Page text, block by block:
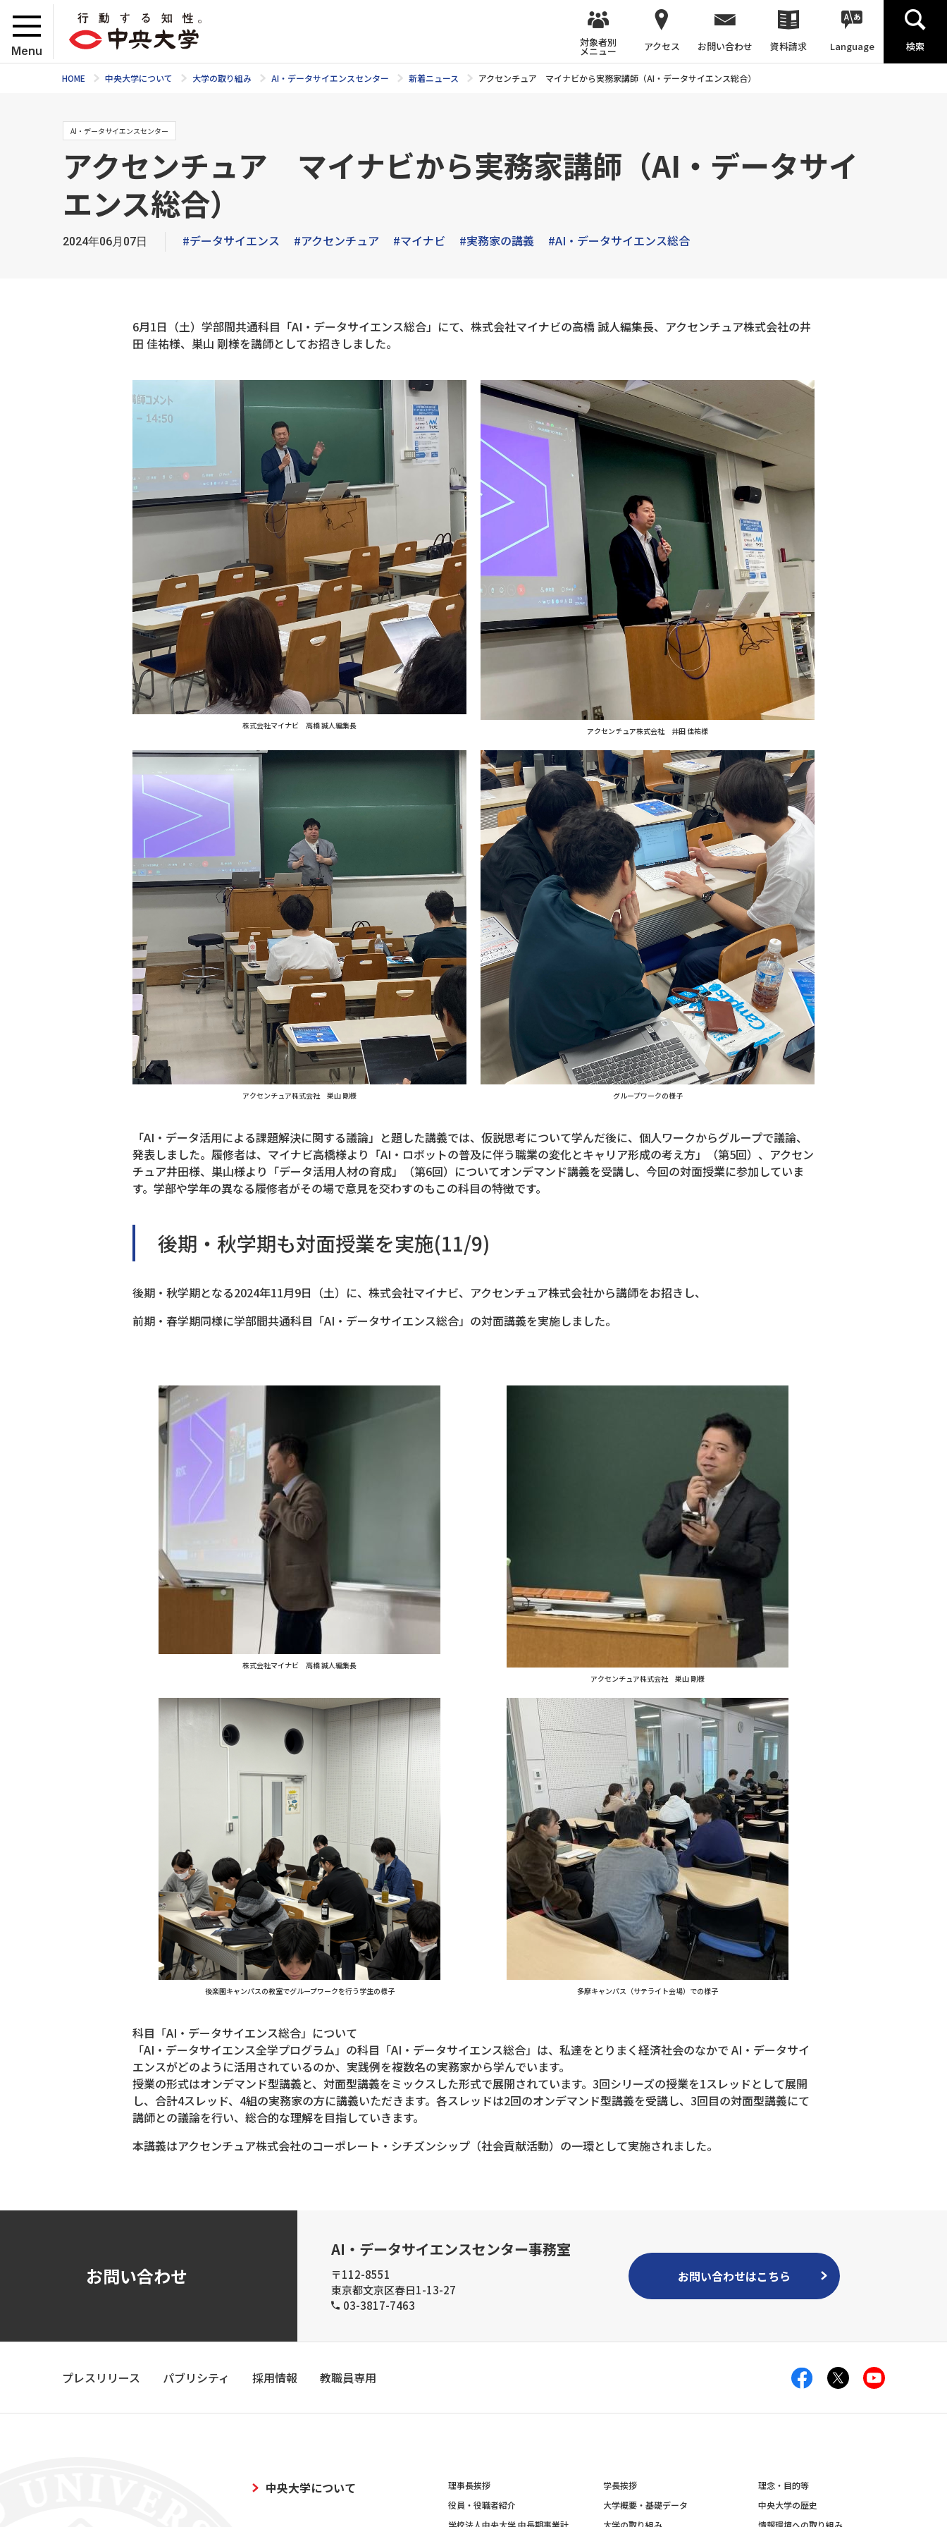
Menu
対象者別
メニュー アクセス お問い合わせ 資料請求 Language 検索
HOME 中央大学について 大学の取り組み AI・データサイエンスセンター 新着ニュース アクセンチュア マイナビから実務家講師（AI・データサイエンス総合）
AI・データサイエンスセンター
アクセンチュア マイナビから実務家講師（AI・データサイ
エンス総合）
2024年06月07日 #データサイエンス #アクセンチュア #マイナビ #実務家の講義 #AI・データサイエンス総合
6月1日（土）学部間共通科目「AI・データサイエンス総合」にて、株式会社マイナビの高橋 誠人編集長、アクセンチュア株式会社の井
田 佳祐様、巣山 剛様を講師としてお招きしました。
株式会社マイナビ 高橋 誠人編集長
アクセンチュア株式会社 井田 佳祐様
アクセンチュア株式会社 巣山 剛様 グループワークの様子
「AI・データ活用による課題解決に関する議論」と題した講義では、仮説思考について学んだ後に、個人ワークからグループで議論、
発表しました。履修者は、マイナビ高橋様より「AI・ロボットの普及に伴う職業の変化とキャリア形成の考え方」（第5回）、アクセン
チュア井田様、巣山様より「データ活用人材の育成」（第6回）についてオンデマンド講義を受講し、今回の対面授業に参加していま
す。学部や学年の異なる履修者がその場で意見を交わすのもこの科目の特徴です。
後期・秋学期も対面授業を実施(11/9)
後期・秋学期となる2024年11月9日（土）に、株式会社マイナビ、アクセンチュア株式会社から講師をお招きし、
前期・春学期同様に学部間共通科目「AI・データサイエンス総合」の対面講義を実施しました。
株式会社マイナビ 高橋 誠人編集長
アクセンチュア株式会社 巣山 剛様
後楽園キャンパスの教室でグループワークを行う学生の様子 多摩キャンパス（サテライト会場）での様子
科目「AI・データサイエンス総合」について
「AI・データサイエンス全学プログラム」の科目「AI・データサイエンス総合」は、私達をとりまく経済社会のなかで AI・データサイ
エンスがどのように活用されているのか、実践例を複数名の実務家から学んでいます。
授業の形式はオンデマンド型講義と、対面型講義をミックスした形式で展開されています。3回シリーズの授業を1スレッドとして展開
し、合計4スレッド、4組の実務家の方に講義いただきます。各スレッドは2回のオンデマンド型講義を受講し、3回目の対面型講義にて
講師との議論を行い、総合的な理解を目指していきます。
本講義はアクセンチュア株式会社のコーポレート・シチズンシップ（社会貢献活動）の一環として実施されました。
お問い合わせ
AI・データサイエンスセンター事務室
〒112-8551
東京都文京区春日1-13-27
03-3817-7463
お問い合わせはこちら
プレスリリース パブリシティ 採用情報 教職員専用
中央大学について 理事長挨拶 学長挨拶
理念・目的等
役員・役職者紹介
大学概要・基礎データ
中央大学の歴史